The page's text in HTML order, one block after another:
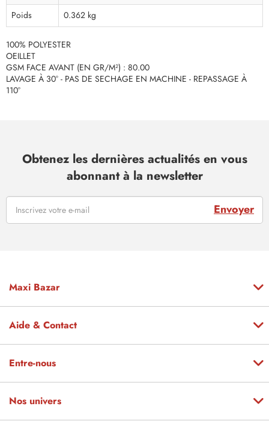
Poids
0.362 kg
100% POLYESTER
OEILLET
GSM FACE AVANT (EN GR/M²) : 80.00
LAVAGE À 30° - PAS DE SECHAGE EN MACHINE - REPASSAGE À
110°
Obtenez les dernières actualités en vous
abonnant à la newsletter
Envoyer
Maxi Bazar
Aide & Contact
Entre-nous
Nos univers